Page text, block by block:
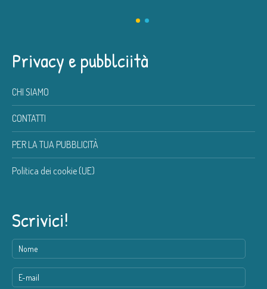
Privacy e pubblciità
CHI SIAMO
CONTATTI
PER LA TUA PUBBLICITÀ
Politica dei cookie (UE)
Scrivici!